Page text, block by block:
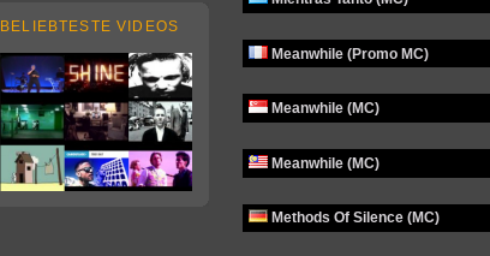
BELIEBTESTE VIDEOS
Meanwhile (Promo MC)
Meanwhile (MC)
Meanwhile (MC)
Methods Of Silence (MC)